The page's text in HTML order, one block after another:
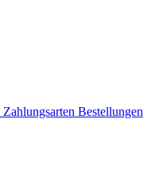
Zahlungsarten Bestellungen